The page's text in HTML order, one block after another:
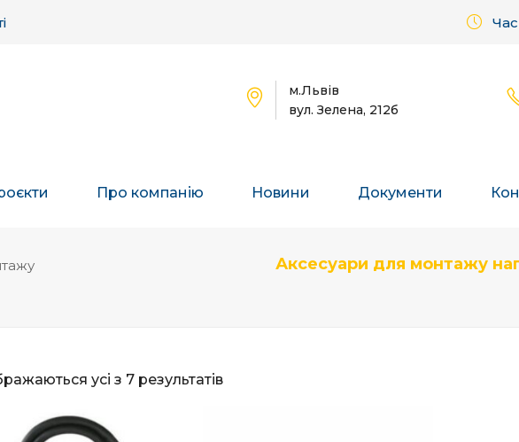
м.Львів
вул. Зелена, 212б
Про компанію Новини Документи
Аксесуари для монтажу
усі з 7 результатів